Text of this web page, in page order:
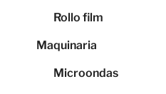
Rollo film
Maquinaria
Microondas